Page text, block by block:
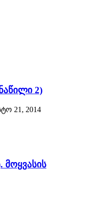
2)
21, 2014
მოყვასის